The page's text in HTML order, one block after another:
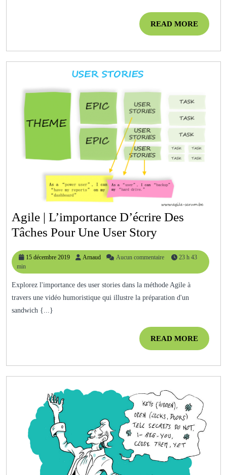
Bon
Retour
En
Classe
READ MOREREAD
MORE
Agile | L’importance D’écrire Des
Tâches Pour Une User StoryAgile
|
L’importance
D’écrire
Des
Une
User
Story
15 décembre 2019
15
2019
Arnaud ArnaudAucun commentaire
23 h 43
min
Explorez l'importance des user stories dans la méthode Agile à
travers une vidéo humoristique qui illustre la préparation d'un
sandwich {...}
READ MOREREAD
MORE